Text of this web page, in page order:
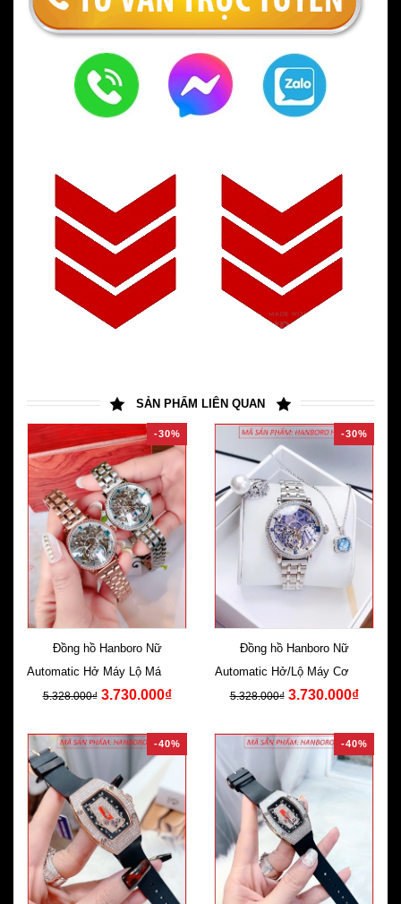
SẢN PHẨM LIÊN QUAN
-30%
Đồng hồ Hanboro Nữ
Automatic Hở Máy Lộ Máy Cơ
Rose Gold
5.328.000₫ 3.730.000₫
-30%
Đồng hồ Hanboro Nữ
Automatic Hở/Lộ Máy Cơ Dây
Kim Loại
5.328.000₫ 3.730.000₫
-40% -40%